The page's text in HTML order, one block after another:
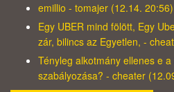
emillio - tomajer (12.14. 20:56)
Egy UBER mind fölött, Egy
zár, bilincs az Egyetlen, -
Tényleg alkotmány ellenes e
szabályozása? - cheater